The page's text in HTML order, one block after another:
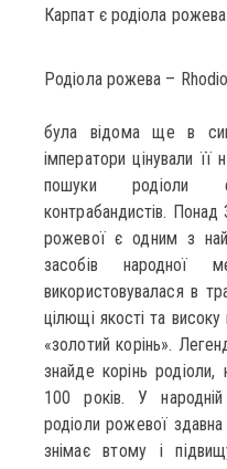
Карпат є родіола
Родіола рожева –
була відома ще в
імператори цінували її
пошуки родіоли
контрабандистів.
рожевої є одним з
засобів народної
використовувалася в
цілющі якості та високу
«золотий корінь».
знайде корінь
100 років. У
родіоли рожевої
знімає втому і